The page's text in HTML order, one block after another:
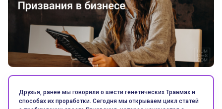
Друзья, ранее мы говорили о шести генетических Травмах и
способах их проработки. Сегодня мы открываем цикл статей